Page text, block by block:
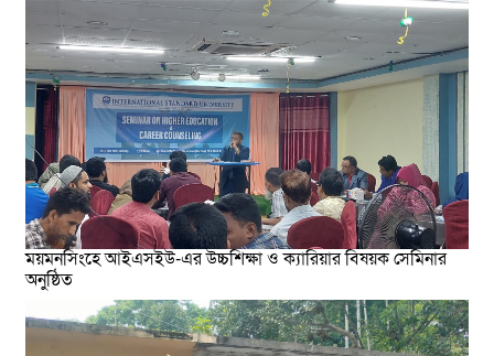
ময়মনসিংহে আইএসইউ-এর উচ্চশিক্ষা ও ক্যারিয়ার বিষয়ক সেমিনার
অনুষ্ঠিত